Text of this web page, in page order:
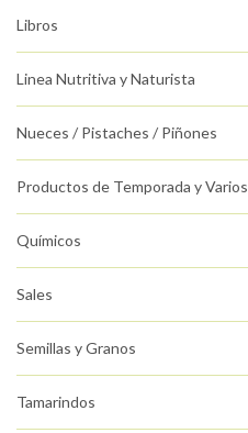
Libros
Linea Nutritiva y Naturista
Nueces / Pistaches / Piñones
Productos de Temporada y Varios
Químicos
Sales
Semillas y Granos
Tamarindos